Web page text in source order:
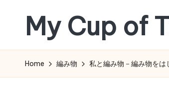
content
My Cup of
Home 編み物 私と編み物－編み物を